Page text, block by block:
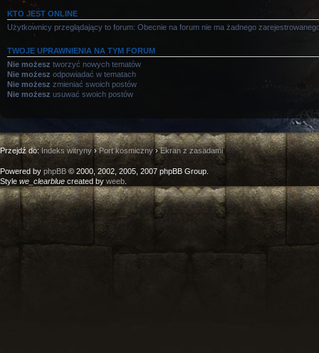
KTO JEST ONLINE
Użytkownicy przeglądający to forum: Obecnie na forum nie ma żadnego
TWOJE UPRAWNIENIA NA TYM FORUM
Nie możesz tworzyć nowych tematów
Nie możesz odpowiadać w tematach
Nie możesz zmieniać swoich postów
Nie możesz usuwać swoich postów
Przejdź do:Indeks witryny›Port kosmiczny›Ekran z zasadami
Powered by phpBB © 2000, 2002, 2005, 2007 phpBB Group.
Style we_clearblue created by weeb